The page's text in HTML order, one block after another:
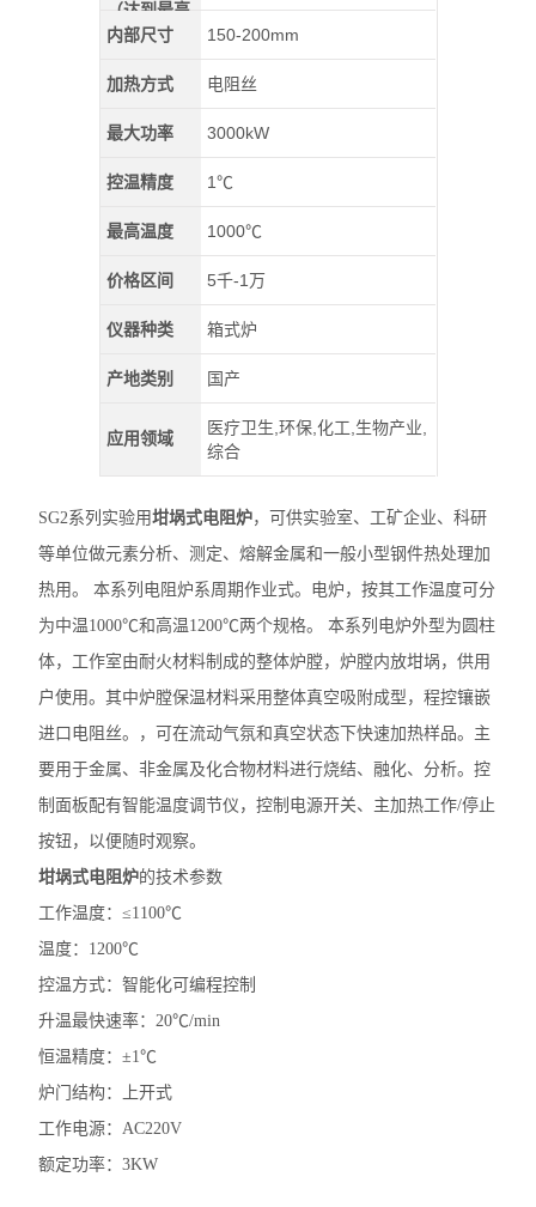
（达到最高
温）
内部尺寸 150-200mm
加热方式 电阻丝
最大功率 3000kW
控温精度 1℃
最高温度 1000℃
价格区间 5千-1万
仪器种类 箱式炉
产地类别 国产
应用领域
医疗卫生,环保,化工,生物产业,
综合
SG2系列实验用坩埚式电阻炉，可供实验室、工矿企业、科研
等单位做元素分析、测定、熔解金属和一般小型钢件热处理加
热用。 本系列电阻炉系周期作业式。电炉，按其工作温度可分
为中温1000℃和高温1200℃两个规格。 本系列电炉外型为圆柱
体，工作室由耐火材料制成的整体炉膛，炉膛内放坩埚，供用
户使用。其中炉膛保温材料采用整体真空吸附成型，程控镶嵌
进口电阻丝。，可在流动气氛和真空状态下快速加热样品。主
要用于金属、非金属及化合物材料进行烧结、融化、分析。控
制面板配有智能温度调节仪，控制电源开关、主加热工作/停止
按钮，以便随时观察。
坩埚式电阻炉的技术参数
工作温度：≤1100℃
温度：1200℃
控温方式：智能化可编程控制
升温最快速率：20℃/min
恒温精度：±1℃
炉门结构：上开式
工作电源：AC220V
额定功率：3KW